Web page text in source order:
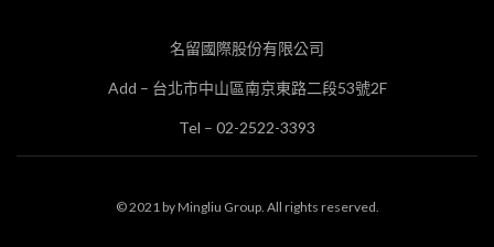
名留國際股份有限公司
Add – 台北市中山區南京東路二段53號2F
Tel – 02-2522-3393
© 2021 by Mingliu Group. All rights reserved.